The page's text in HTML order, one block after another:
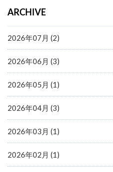
ARCHIVE
2026年07月 (2)
2026年06月 (3)
2026年05月 (1)
2026年04月 (3)
2026年03月 (1)
2026年02月 (1)